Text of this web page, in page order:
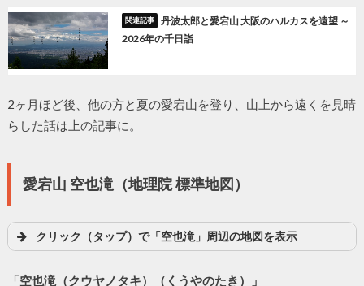
丹波太郎と愛宕山 大阪のハルカスを遠望 ～
2026年の千日詣
2ヶ月ほど後、他の方と夏の愛宕山を登り、山上から遠くを見晴
らした話は上の記事に。
愛宕山 空也滝（地理院 標準地図）
クリック（タップ）で「空也滝」周辺の地図を表示
「空也滝（クウヤノタキ）（くうやのたき）」